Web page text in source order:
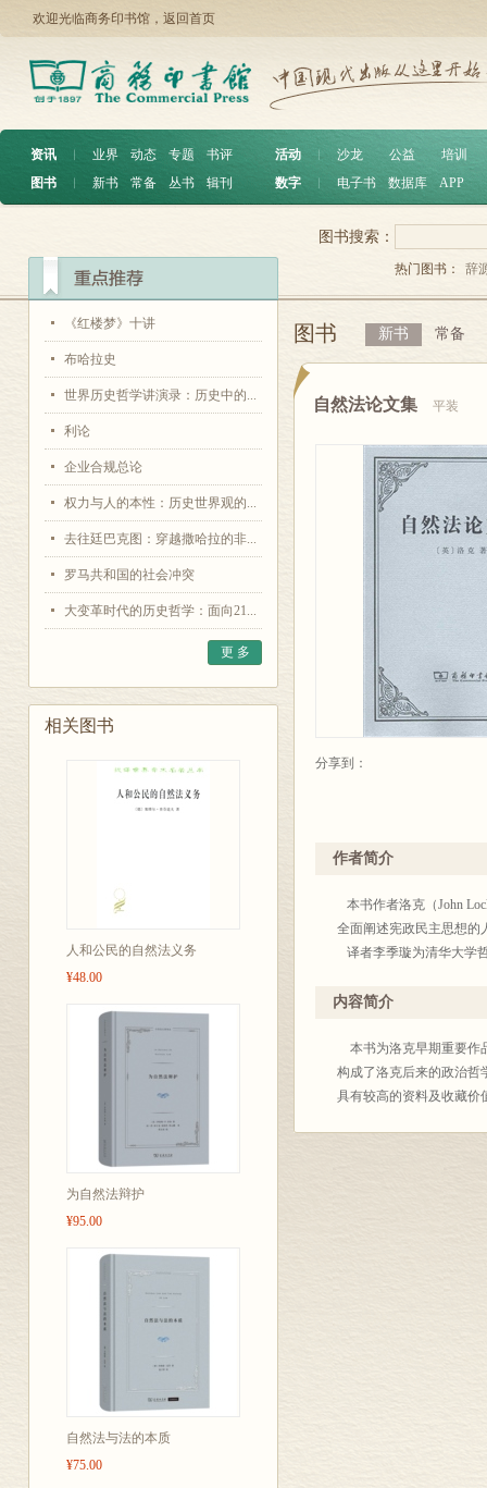
欢迎光临商务印书馆， 返回首页
资讯 ︱ 业界 动态 专题
书评
图书
︱ 新书 常备 丛书 辑刊
活动 沙龙 公益
培训
数字
电子书 数据库 APP
《红楼梦》十讲
布哈拉史
世界历史哲学讲演录：历史中的...
利论
企业合规总论
权力与人的本性：历史世界观的...
去往廷巴克图：穿越撒哈拉的非...
罗马共和国的社会冲突
大变革时代的历史哲学：面向21...
更 多
相关图书
人和公民的自然法义务
¥48.00
为自然法辩护
¥95.00
自然法与法的本质
¥75.00
图书搜索：
热门图书： 辞
图书 新书 常备
自然法论文集 平装
分享到：
作者简介
本书作者洛克（John
全面阐述宪政民主思想的
译者李季璇为清华大学
内容简介
本书为洛克早期重要作
构成了洛克后来的政治哲
具有较高的资料及收藏价